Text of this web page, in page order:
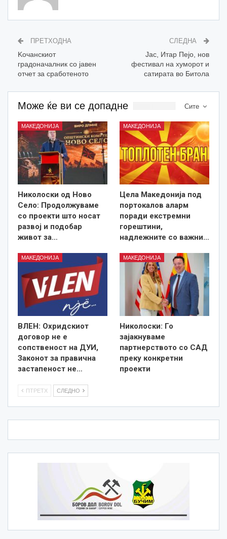
ПРЕТХОДНА
Kочанскиот
градоначалник со јавен
отчет за сработеното
СЛЕДНА
Jaс, Итар Пејо, нов
фестивал на хуморот и
сатирата во Битола
Сите
Може ќе ви се допадне
МАКЕДОНИЈА
Николоски од Ново
Село: Продолжуваме
со проекти што носат
развој и подобар
живот за…
МАКЕДОНИЈА
Цела Македонија под
портокалов аларм
поради екстремни
горештини,
надлежните со важни…
МАКЕДОНИЈА
ВЛЕН: Охридскиот
договор не е
сопственост на ДУИ,
Законот за правична
застапеност не…
МАКЕДОНИЈА
Николоски: Го
зајакнуваме
партнерството со САД
преку конкретни
проекти
ПТРЕТХ СЛЕДНО